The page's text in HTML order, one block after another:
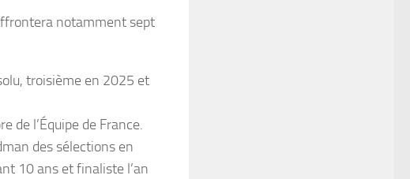
notamment sept
troisième en 2025 et
de l’Équipe de France.
des sélections en
10 ans et finaliste l’an